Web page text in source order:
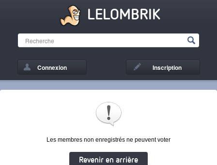
LELOMBRIK
Connexion Inscription
Les membres non enregistrés ne peuvent voter
Revenir en arrière